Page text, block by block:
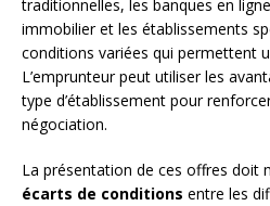
traditionnelles, les banques en
immobilier et les établissements
conditions variées qui permettent
L’emprunteur peut utiliser les
type d’établissement pour
négociation.
La présentation de ces offres doit
écarts de conditions entre les